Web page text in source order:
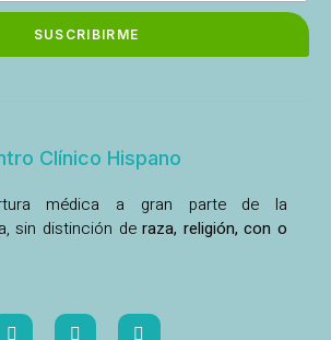
SUSCRIBIRME
Clínico Hispano
médica a gran parte de la
sin distinción deraza, religión, con o